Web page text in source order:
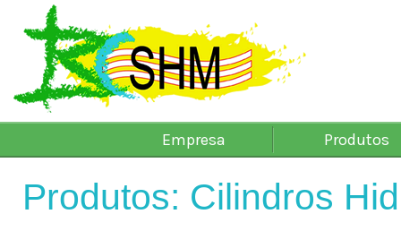
Empresa Produtos
Produtos: Cilindros